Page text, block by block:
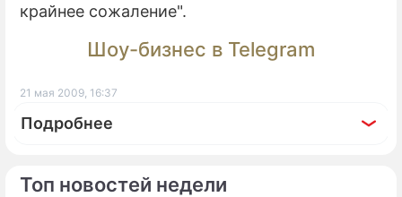
Топ новостей недели
крайнее сожаление".
Шоу-бизнес в Telegram
21 мая 2009, 16:37
Подробнее